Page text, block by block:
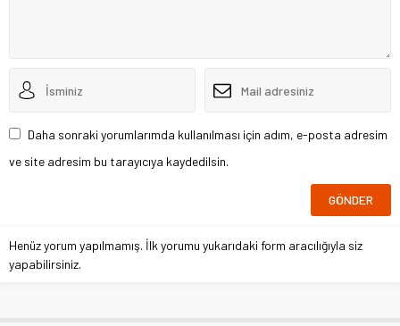
Daha sonraki yorumlarımda kullanılması için adım, e-posta adresim
ve site adresim bu tarayıcıya kaydedilsin.
Henüz yorum yapılmamış. İlk yorumu yukarıdaki form aracılığıyla siz
yapabilirsiniz.